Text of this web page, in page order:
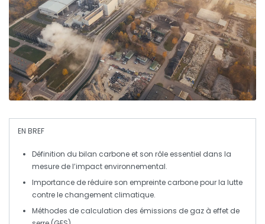
EN BREF
Définition du bilan carbone et son rôle essentiel dans la
mesure de l’impact environnemental.
Importance deréduire son empreinte carbone pour la lutte
contre le changement climatique.
Méthodes de calculation des émissions de gaz à effet de